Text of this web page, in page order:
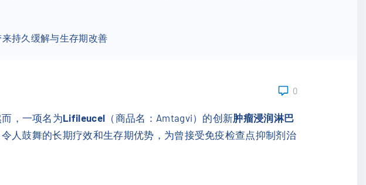
持久缓解与生存期改善
0
，一项名为Lifileucel （商品名：Amtagvi）的创新肿瘤浸润淋巴
人鼓舞的长期疗效和生存期优势，为曾接受免疫检查点抑制剂治